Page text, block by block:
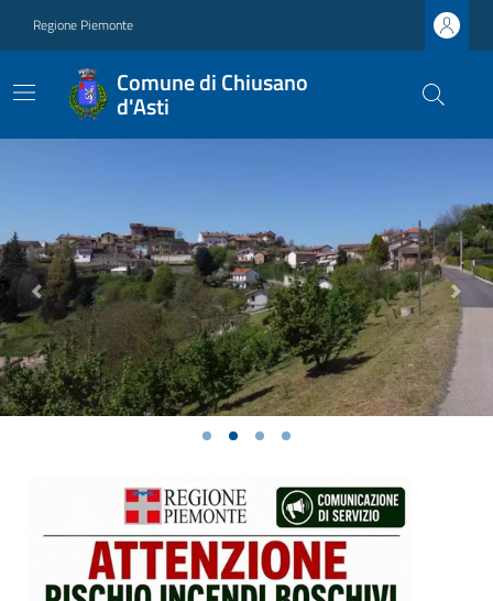
Regione Piemonte
Comune di Chiusano
d'Asti
Previous Next